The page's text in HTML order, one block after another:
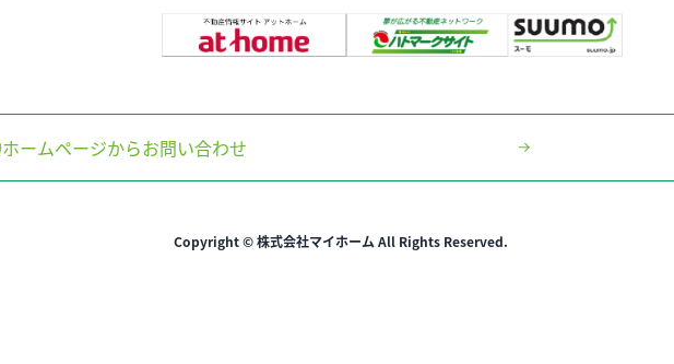
ホームページからお問い合わせ
Copyright © 株式会社マイホーム All Rights Reserved.